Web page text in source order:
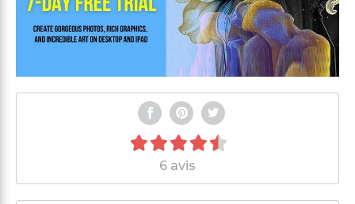
6 avis